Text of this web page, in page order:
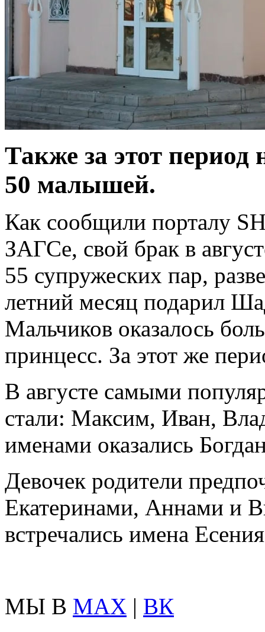
Также за этот период
50 малышей.
Как сообщили порталу
ЗАГСе, свой брак в
55 супружеских пар,
летний месяц подарил
Мальчиков оказалось
принцесс. За этот же
В августе самыми
стали: Максим, Иван,
именами оказались
Девочек родители
Екатеринами, Аннами и
встречались имена
МЫ В MAX | ВК